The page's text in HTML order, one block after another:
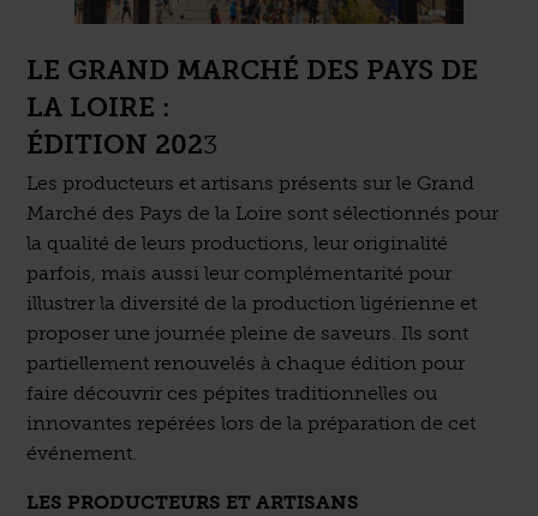
LE GRAND MARCHÉ DES PAYS DE
LA LOIRE :
ÉDITION 2023
Les producteurs et artisans présents sur le Grand
Marché des Pays de la Loire sont sélectionnés pour
la qualité de leurs productions, leur originalité
parfois, mais aussi leur complémentarité pour
illustrer la diversité de la production ligérienne et
proposer une journée pleine de saveurs. Ils sont
partiellement renouvelés à chaque édition pour
faire découvrir ces pépites traditionnelles ou
innovantes repérées lors de la préparation de cet
événement.
LES PRODUCTEURS ET ARTISANS